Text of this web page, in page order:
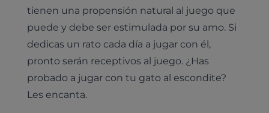
tienen una propensión natural al juego que
puede y debe ser estimulada por su amo. Si
dedicas un rato cada día a jugar con él,
pronto serán receptivos al juego. ¿Has
probado a jugar con tu gato al escondite?
Les encanta.